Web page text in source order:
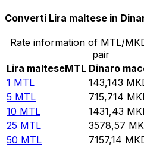
Converti Lira maltese in
Rate information of MTL/
pair
Lira malteseMTL Dinaro
1 MTL 143,143
5 MTL 715,714
10 MTL 1431,43
25 MTL 3578,57
50 MTL 7157,14